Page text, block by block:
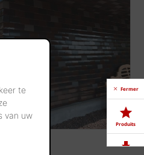
te
van uw
Fermer
Produits